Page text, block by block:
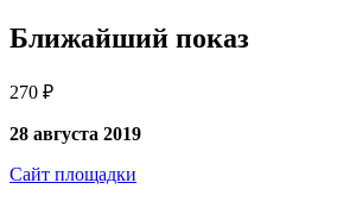
Ближайший показ
270 ₽
28 августа 2019
Сайт площадки